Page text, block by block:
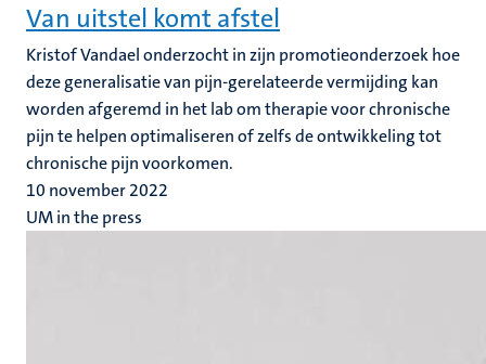
Van uitstel komt afstel
Kristof Vandael onderzocht in zijn promotieonderzoek hoe
deze generalisatie van pijn-gerelateerde vermijding kan
worden afgeremd in het lab om therapie voor chronische
pijn te helpen optimaliseren of zelfs de ontwikkeling tot
chronische pijn voorkomen.
10 november 2022
UM in the press